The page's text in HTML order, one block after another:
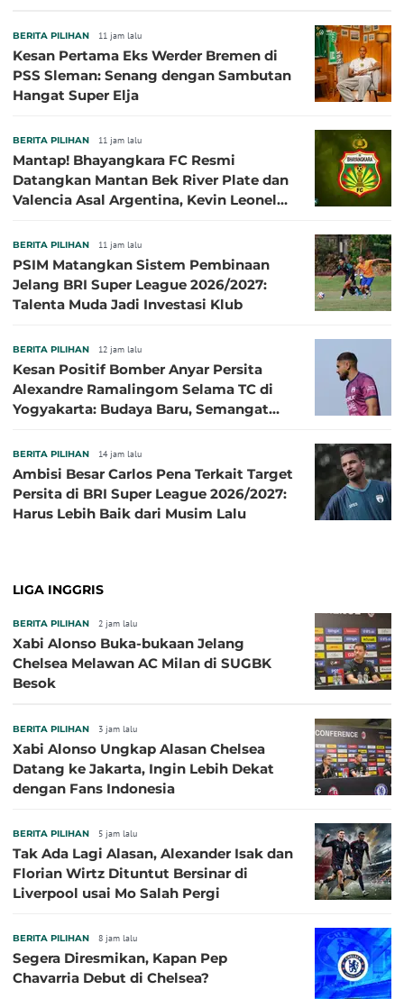
BERITA PILIHAN 11 jam lalu
Kesan Pertama Eks Werder Bremen di
PSS Sleman: Senang dengan Sambutan
Hangat Super Elja
BERITA PILIHAN 11 jam lalu
Mantap! Bhayangkara FC Resmi
Datangkan Mantan Bek River Plate dan
Valencia Asal Argentina, Kevin Leonel
BERITA PILIHAN 11 jam lalu
PSIM Matangkan Sistem Pembinaan
Jelang BRI Super League 2026/2027:
Talenta Muda Jadi Investasi Klub
BERITA PILIHAN 12 jam lalu
Kesan Positif Bomber Anyar Persita
Alexandre Ramalingom Selama TC di
Yogyakarta: Budaya Baru, Semangat
BERITA PILIHAN 14 jam lalu
Ambisi Besar Carlos Pena Terkait Target
Persita di BRI Super League 2026/2027:
Harus Lebih Baik dari Musim Lalu
LIGA INGGRIS
BERITA PILIHAN 2 jam lalu
Xabi Alonso Buka-bukaan Jelang
Chelsea Melawan AC Milan di SUGBK
Besok
BERITA PILIHAN 3 jam lalu
Xabi Alonso Ungkap Alasan Chelsea
Datang ke Jakarta, Ingin Lebih Dekat
dengan Fans Indonesia
BERITA PILIHAN 5 jam lalu
Tak Ada Lagi Alasan, Alexander Isak dan
Florian Wirtz Dituntut Bersinar di
Liverpool usai Mo Salah Pergi
BERITA PILIHAN 8 jam lalu
Segera Diresmikan, Kapan Pep
Chavarria Debut di Chelsea?